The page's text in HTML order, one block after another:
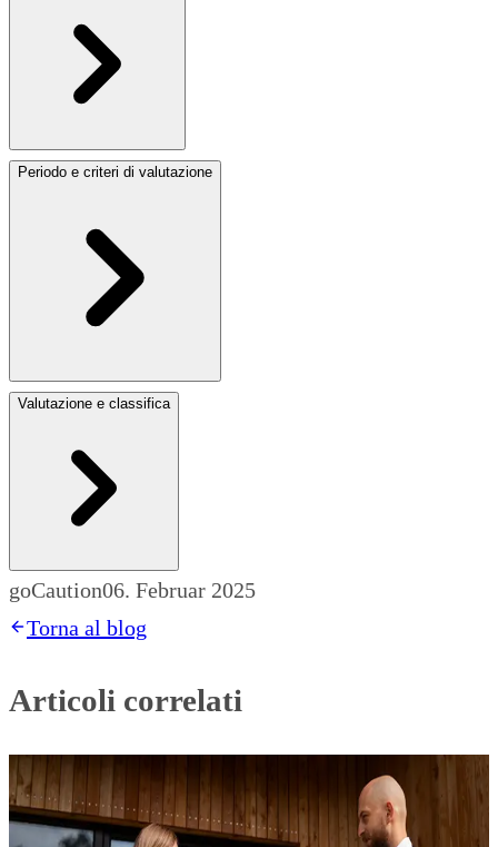
Periodo e criteri di valutazione
Valutazione e classifica
goCaution06. Februar 2025
Torna al blog
Articoli correlati
Trasloco03. Feb. 2025
Nove cose da non dire a un potenziale